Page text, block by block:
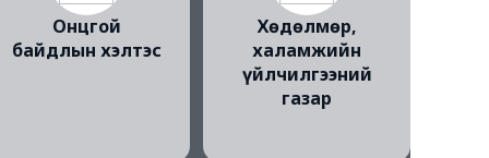
Онцгой
байдлын хэлтэс
Хөдөлмөр,
халамжийн
үйлчилгээний
газар